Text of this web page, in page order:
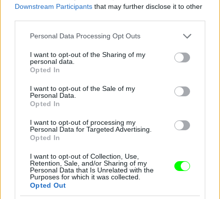
Downstream Participants that may further disclose it to other
Please note that this website/app uses one or more Google
not limited to your visit or usage behaviour. You may click to
grant or deny consent to Google and its third-party tags to
use your data for below specified purposes in below Google
consent section.
Personal Data Processing Opt Outs
I want to opt-out of the Sharing of my
personal data.
Opted In
I want to opt-out of the Sale of my
Personal Data.
Opted In
I want to opt-out of processing my
Personal Data for Targeted Advertising.
Opted In
I want to opt-out of Collection, Use,
Retention, Sale, and/or Sharing of my
Personal Data that Is Unrelated with the
Purposes for which it was collected.
Opted Out
Jön még kép!